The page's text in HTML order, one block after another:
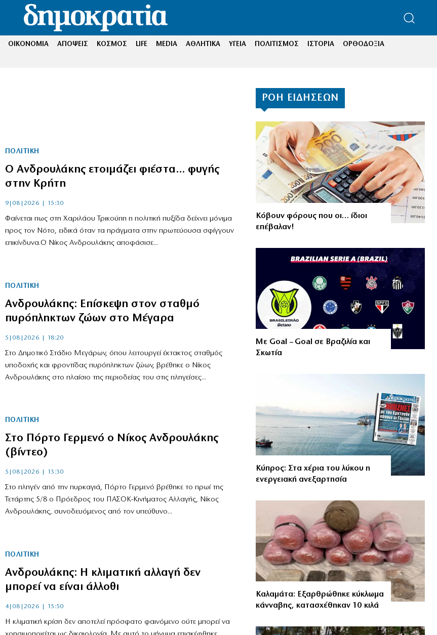
ΟΙΚΟΝΟΜΙΑ ΑΠΟΨΕΙΣ ΚΟΣΜΟΣ LIFE MEDIA ΑΘΛΗΤΙΚΑ ΥΓΕΙΑ ΠΟΛΙΤΙΣΜΟΣ ΙΣΤΟΡΙΑ
ΟΡΘΟΔΟΞΙΑ
ΠΟΛΙΤΙΚΗ
Ο Ανδρουλάκης ετοιμάζει φιέστα… φυγής
στην Κρήτη
9|08|2026 | 15:30
Φαίνεται πως στη Χαριλάου Τρικούπη η πολιτική πυξίδα δείχνει μόνιμα
προς τον Νότο, ειδικά όταν τα πράγματα στην πρωτεύουσα σφίγγουν
επικίνδυνα.Ο Νίκος Ανδρουλάκης αποφάσισε...
ΠΟΛΙΤΙΚΗ
Ανδρουλάκης: Επίσκεψη στον σταθμό
πυρόπληκτων ζώων στο Μέγαρα
5|08|2026 | 18:20
Στο Δημοτικό Στάδιο Μεγάρων, όπου λειτουργεί έκτακτος σταθμός
υποδοχής και φροντίδας πυρόπληκτων ζώων, βρέθηκε ο Νίκος
Ανδρουλάκης στο πλαίσιο της περιοδείας του στις πληγείσες...
ΠΟΛΙΤΙΚΗ
Στο Πόρτο Γερμενό ο Νίκος Ανδρουλάκης
(βίντεο)
5|08|2026 | 13:30
Στο πληγέν από την πυρκαγιά, Πόρτο Γερμενό βρέθηκε το πρωί της
Τετάρτης 5/8 ο Πρόεδρος του ΠΑΣΟΚ-Κινήματος Αλλαγής, Νίκος
Ανδρουλάκης, συνοδευόμενος από τον υπεύθυνο...
ΠΟΛΙΤΙΚΗ
Ανδρουλάκης: Η κλιματική αλλαγή δεν
μπορεί να είναι άλλοθι
4|08|2026 | 15:50
Η κλιματική κρίση δεν αποτελεί πρόσφατο φαινόμενο ούτε μπορεί να
ΡΟΗ ΕΙΔΗΣΕΩΝ
Κόβουν φόρους που οι… ίδιοι
επέβαλαν!
Με Goal – Goal σε Βραζιλία και
Σκωτία
Κύπρος: Στα χέρια του λύκου η
ενεργειακή ανεξαρτησία
Καλαμάτα: Εξαρθρώθηκε κύκλωμα
κάνναβης, κατασχέθηκαν 10 κιλά